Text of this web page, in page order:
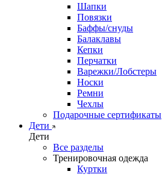
Шапки
Повязки
Баффы/снуды
Балаклавы
Кепки
Перчатки
Варежки/Лобстеры
Носки
Ремни
Чехлы
Подарочные сертификаты
Дети
Дети
Все разделы
Тренировочная одежда
Куртки